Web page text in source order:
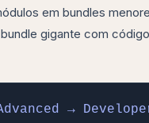
em bundles
gigante com
→